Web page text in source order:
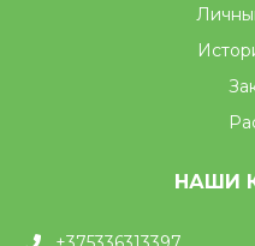
НАШИ